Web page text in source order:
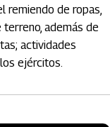
remiendo de ropas,
además de
actividades
ejércitos.